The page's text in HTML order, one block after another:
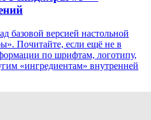
базовой версией настольной
Почитайте, если ещё не в
по шрифтам, логотипу,
«ингредиентам» внутренней